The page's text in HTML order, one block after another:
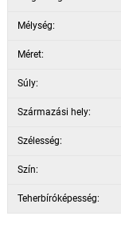
Mélység:
Méret:
Súly:
Származási hely:
Szélesség:
Szín:
Teherbíróképesség: